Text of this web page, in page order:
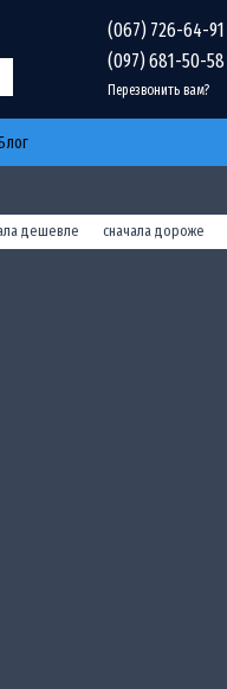
(067) 726-64-91
(097) 681-50-58
Перезвонить вам?
дешевле сначала дороже